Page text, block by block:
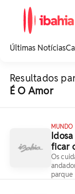
noticias e
Últimas Notícias
Resultados
É O Amor
MUNDO
ficar
Os
parque